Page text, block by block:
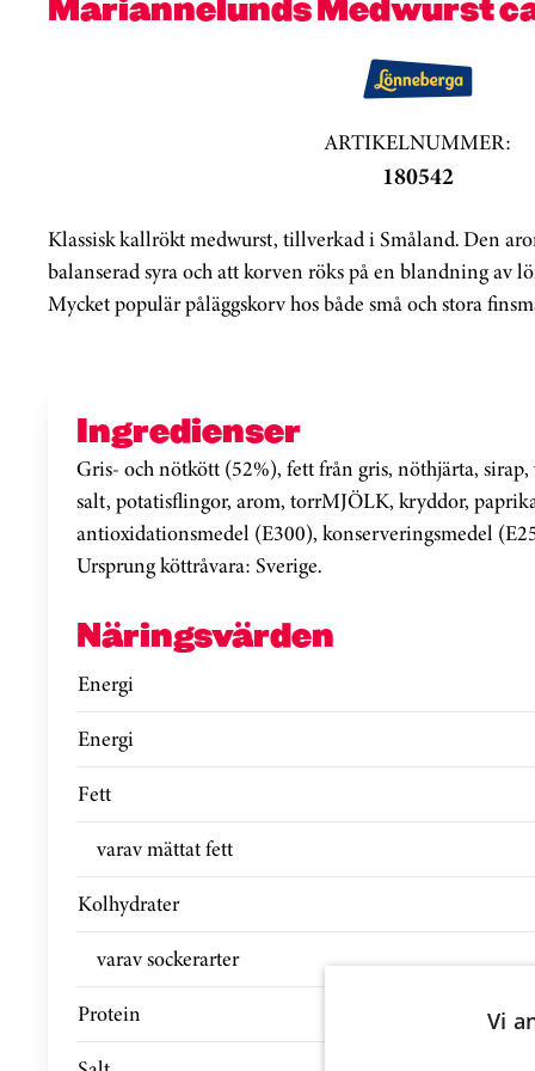
ARTIKELNUMMER:
180542
Klassisk kallrökt medwurst, tillverkad i Småland. Den
balanserad syra och att korven röks på en blandning av
Mycket populär påläggskorv hos både små och stora
Ingredienser
Gris- och nötkött (52%), fett från gris, nöthjärta,
salt, potatisflingor, arom, torrMJÖLK, kryddor,
antioxidationsmedel (E300), konserveringsmedel
Ursprung köttråvara: Sverige.
Näringsvärden
Energi
Energi
Fett
varav mättat fett
Kolhydrater
varav sockerarter
Protein
Vi